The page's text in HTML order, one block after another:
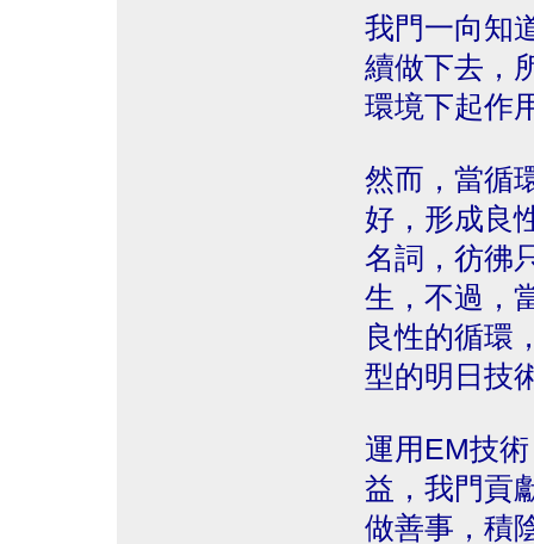
我門一向知
續做下去，
環境下起作
然而，當循
好，形成良
名詞，彷彿
生，不過，
良性的循環
型的明日技
運用EM技
益，我門貢
做善事，積